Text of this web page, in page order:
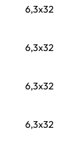
6,3x32
6,3x32
6,3x32
6,3x32